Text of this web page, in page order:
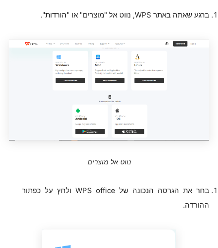
ברגע שאתה באתר WPS, נווט אל "מוצרים" או "הורדות".
נווט אל מוצרים
בחר את הגרסה הנכונה של WPS office ולחץ על כפתור
ההורדה.